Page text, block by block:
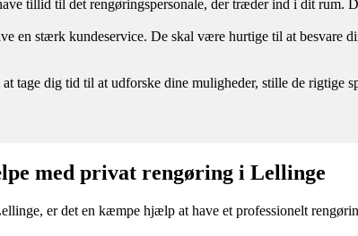
tillid til det rengøringspersonale, der træder ind i dit rum.
en stærk kundeservice. De skal være hurtige til at besvare
tage dig tid til at udforske dine muligheder, stille de rigtige
med privat rengøring i Lellinge
er det en kæmpe hjælp at have et professionelt